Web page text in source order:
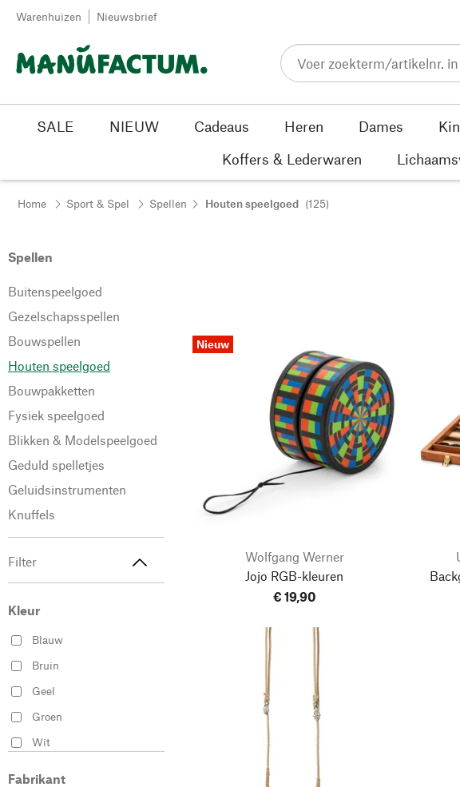
Passer au contenu
Warenhuizen Nieuwsbrief
SALE NIEUW Cadeaus Heren Dames
Koffers & Lederwaren
Home Sport & Spel Spellen Houten speelgoed (125)
Spellen
Buitenspeelgoed
Gezelschapsspellen
Bouwspellen
Houten speelgoed
Bouwpakketten
Fysiek speelgoed
Blikken & Modelspeelgoed
Geduld spelletjes
Geluidsinstrumenten
Knuffels
Filter
Kleur
Blauw
Bruin
Geel
Groen
Wit
Fabrikant
Nieuw
Wolfgang Werner
Jojo RGB-kleuren
€ 19,90